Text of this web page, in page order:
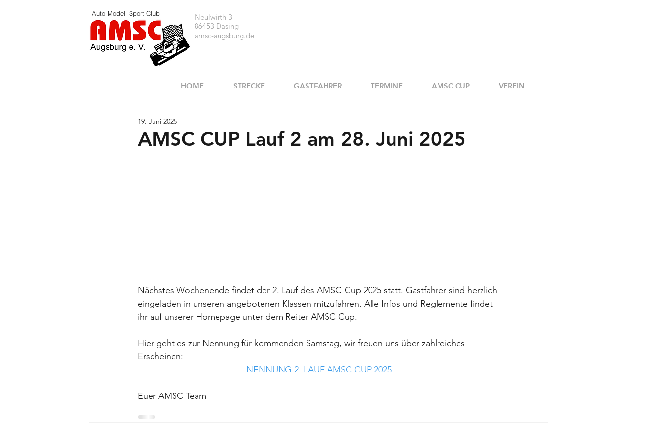
Auto Modell Sport Club
Neulwirth 3
86453 Dasing
amsc-augsburg.de
HOME STRECKE GASTFAHRER TERMINE AMSC CUP VEREIN
AMSC CUP Lauf 2 am 28. Juni 2025
19. Juni 2025
Nächstes Wochenende findet der 2. Lauf des AMSC-Cup 2025 statt. Gastfahrer sind herzlich
eingeladen in unseren angebotenen Klassen mitzufahren. Alle Infos und Reglemente findet
ihr auf unserer Homepage unter dem Reiter AMSC Cup.
Hier geht es zur Nennung für kommenden Samstag, wir freuen uns über zahlreiches
Erscheinen:
NENNUNG 2. LAUF AMSC CUP 2025
Euer AMSC Team